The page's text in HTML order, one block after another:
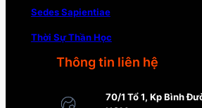
Sedes Sapientiae
Thời Sự Thần Học
Thông tin liên hệ
70/1 Tổ 1, Kp Bình